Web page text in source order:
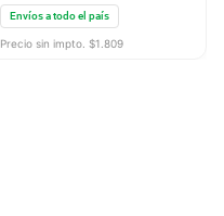
Envíos a todo el país
Precio sin impto. $1.809